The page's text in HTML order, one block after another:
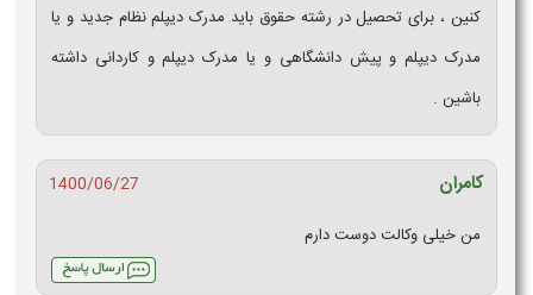
کنین ، برای تحصیل در رشته حقوق باید مدرک دیپلم نظام جدید و یا
مدرک دیپلم و پیش دانشگاهی و یا مدرک دیپلم و کاردانی داشته
باشین .
کامران
1400/06/27
من خیلی وکالت دوست دارم